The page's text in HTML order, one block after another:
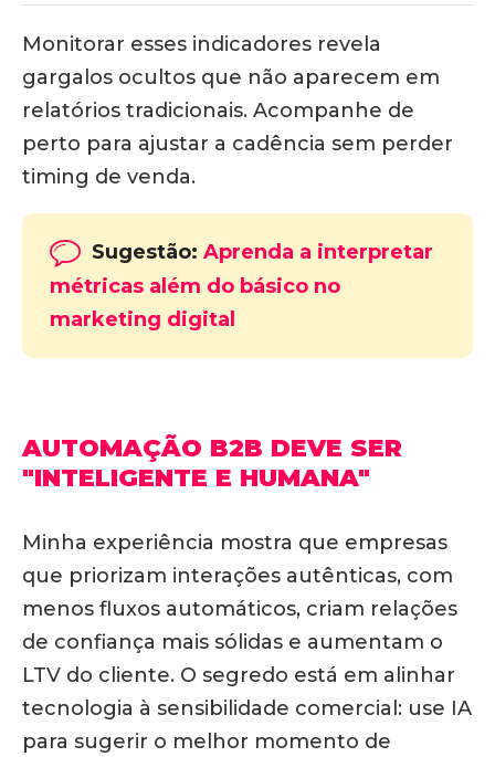
Monitorar esses indicadores revela
gargalos ocultos que não aparecem em
relatórios tradicionais. Acompanhe de
perto para ajustar a cadência sem perder
timing de venda.
Sugestão: Aprenda a interpretar
métricas além do básico no
marketing digital
AUTOMAÇÃO B2B DEVE SER
"INTELIGENTE E HUMANA"
Minha experiência mostra que empresas
que priorizam interações autênticas, com
menos fluxos automáticos, criam relações
de confiança mais sólidas e aumentam o
LTV do cliente. O segredo está em alinhar
tecnologia à sensibilidade comercial: use IA
para sugerir o melhor momento de